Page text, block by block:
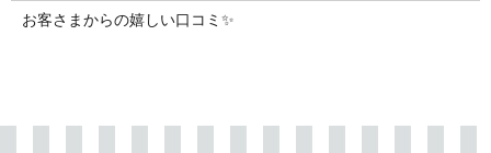
お客さまからの嬉しい口コミ✨